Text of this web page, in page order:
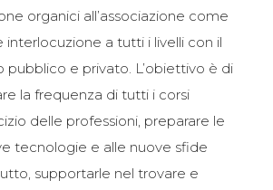
organici all’associazione come
interlocuzione a tutti i livelli con il
pubblico e privato. L’obiettivo è di
la frequenza di tutti i corsi
delle professioni, preparare le
tecnologie e alle nuove sfide
supportarle nel trovare e